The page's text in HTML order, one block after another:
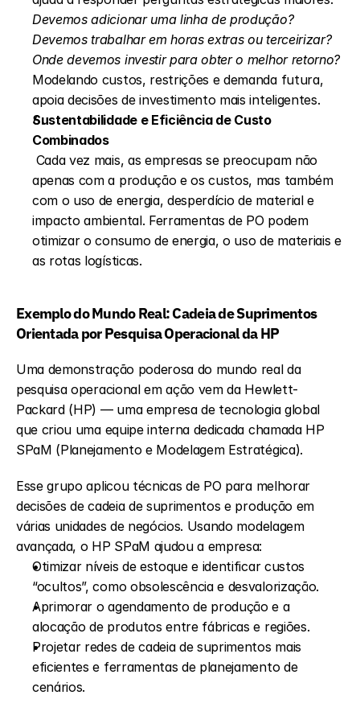
Devemos adicionar uma linha de produção?
Devemos trabalhar em horas extras ou terceirizar?
Onde devemos investir para obter o melhor retorno?
Modelando custos, restrições e demanda futura,
apoia decisões de investimento mais inteligentes.
Sustentabilidade e Eficiência de Custo
Combinados
apenas com a produção e os custos, mas também
com o uso de energia, desperdício de material e
impacto ambiental. Ferramentas de PO podem
otimizar o consumo de energia, o uso de materiais e
as rotas logísticas.
Exemplo do Mundo Real: Cadeia de Suprimentos
Orientada por Pesquisa Operacional da HP
Uma demonstração poderosa do mundo real da
pesquisa operacional em ação vem da Hewlett-
Packard (HP) — uma empresa de tecnologia global
que criou uma equipe interna dedicada chamada HP
SPaM (Planejamento e Modelagem Estratégica).
Esse grupo aplicou técnicas de PO para melhorar
decisões de cadeia de suprimentos e produção em
várias unidades de negócios. Usando modelagem
avançada, o HP SPaM ajudou a empresa:
Otimizar níveis de estoque e identificar custos
“ocultos”, como obsolescência e desvalorização.
Aprimorar o agendamento de produção e a
alocação de produtos entre fábricas e regiões.
Projetar redes de cadeia de suprimentos mais
eficientes e ferramentas de planejamento de
cenários.